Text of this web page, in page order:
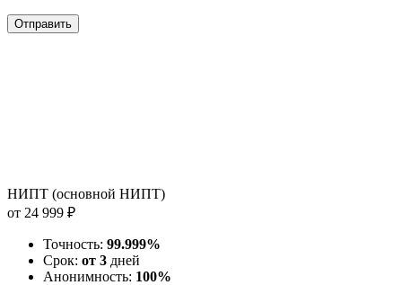
НИПТ (основной НИПТ)
от 24 999 ₽
Точность: 99.999%
Срок: от 3 дней
Анонимность: 100%